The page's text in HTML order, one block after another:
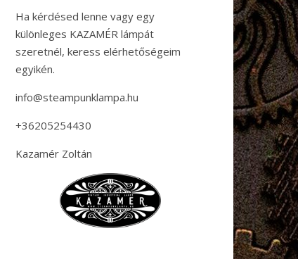
Ha kérdésed lenne vagy egy
különleges KAZAMÉR lámpát
szeretnél, keress elérhetőségeim
egyikén.
info@steampunklampa.hu
+36205254430
Kazamér Zoltán